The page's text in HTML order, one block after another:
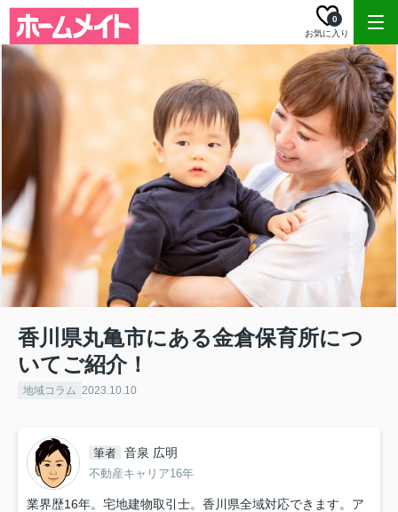
お気に入り
0
香川県丸亀市にある金倉保育所につ
いてご紹介！
地域コラム 2023.10.10
筆者 音泉 広明
不動産キャリア16年
業界歴16年。宅地建物取引士。香川県全域対応できます。ア